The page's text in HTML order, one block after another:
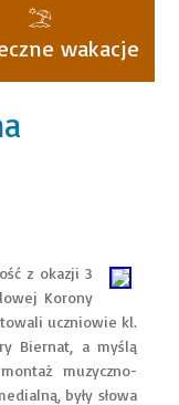
wakacje
z okazji 3
Korony
uczniowie kl.
Biernat, a myślą
muzyczno-
były słowa